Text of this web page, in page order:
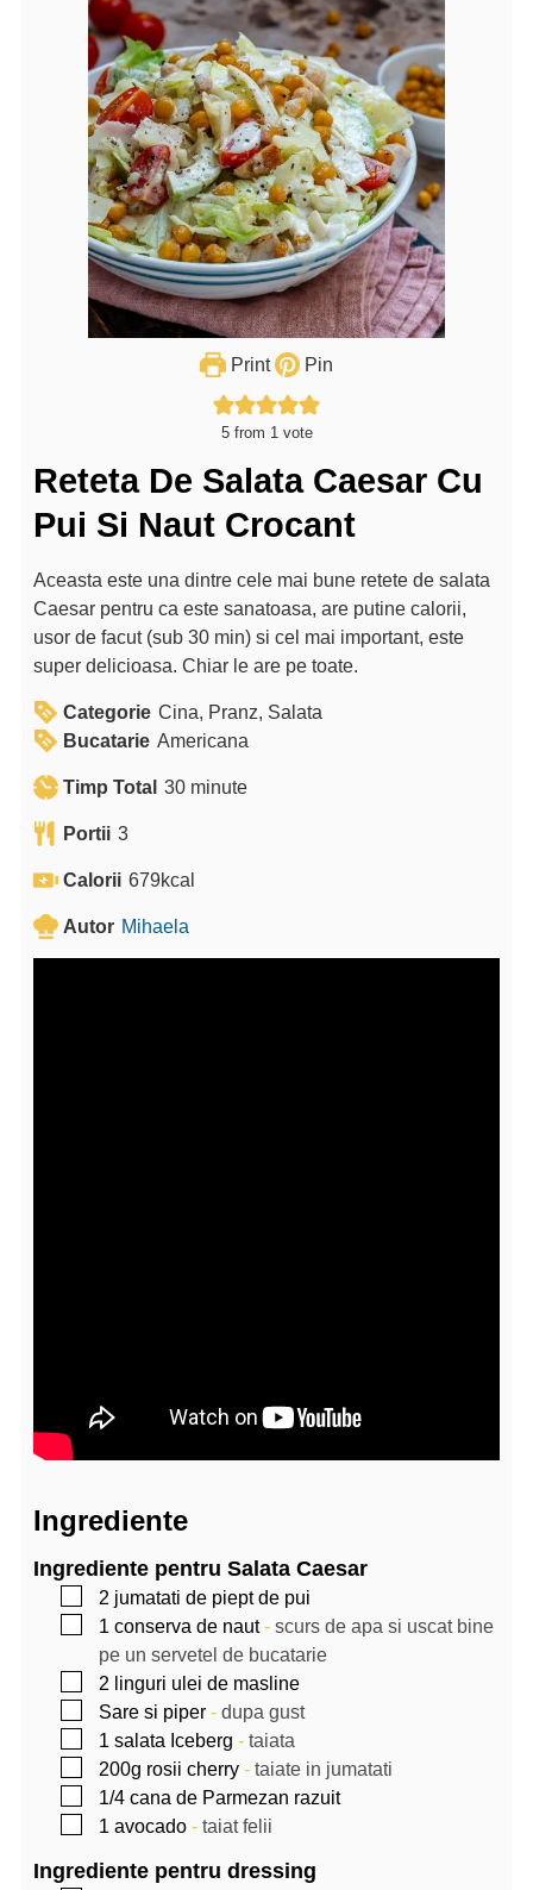
Print Pin
5from 1 vote
Reteta De Salata Caesar Cu
Pui Si Naut Crocant
Aceasta este una dintre cele mai bune retete de salata
Caesar pentru ca este sanatoasa, are putine calorii,
usor de facut (sub 30 min) si cel mai important, este
super delicioasa. Chiar le are pe toate.
Categorie Cina, Pranz, Salata
Bucatarie Americana
Timp Total 30m
u
e
minute
Portii 3
Calorii 679kcal
Autor Mihaela
Ingrediente
Ingrediente pentru Salata Caesar
▢
2 jumatati de piept de pui
▢
1 conserva de naut- scurs de apa si uscat bine
pe un servetel de bucatarie
▢
2 linguri ulei de masline
▢
Sare si piper- dupa gust
▢
1 salata Iceberg - taiata
▢
200g rosii cherry- taiate in jumatati
▢
1/4 cana de Parmezan razuit
▢
1 avocado- taiat felii
Ingrediente pentru dressing